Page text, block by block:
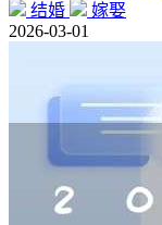
结婚
嫁娶
2026-03-01